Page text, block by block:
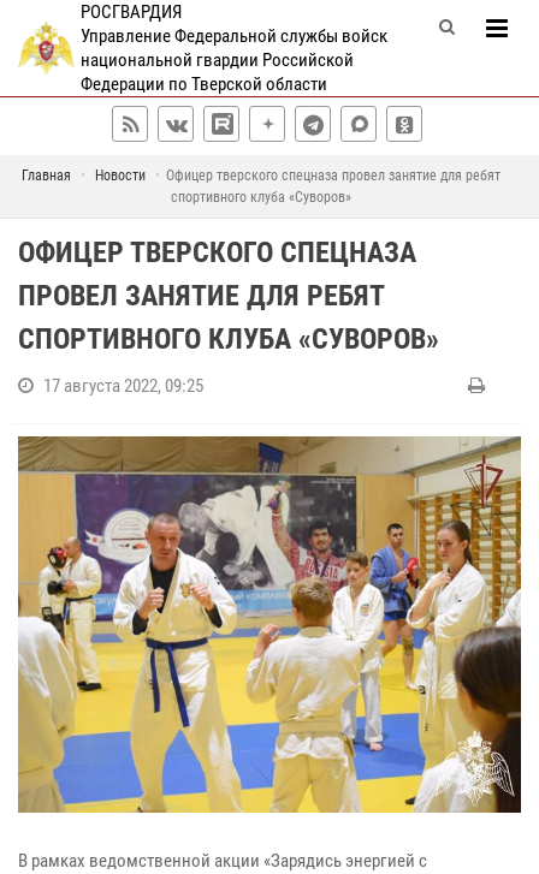
РОСГВАРДИЯ
Управление Федеральной службы войск
национальной гвардии Российской
Федерации по Тверской области
Главная Новости
Офицер тверского спецназа провел занятие для ребят
спортивного клуба «Суворов»
ОФИЦЕР ТВЕРСКОГО СПЕЦНАЗА
ПРОВЕЛ ЗАНЯТИЕ ДЛЯ РЕБЯТ
СПОРТИВНОГО КЛУБА «СУВОРОВ»
17 августа 2022, 09:25
В рамках ведомственной акции «Зарядись энергией с